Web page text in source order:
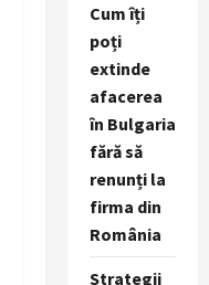
Cum îți
poți
extinde
afacerea
în Bulgaria
fără să
renunți la
firma din
România
Strategii